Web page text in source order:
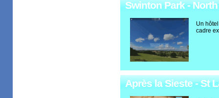
Swinton Park -
Un
cadre
Après la Sieste - St